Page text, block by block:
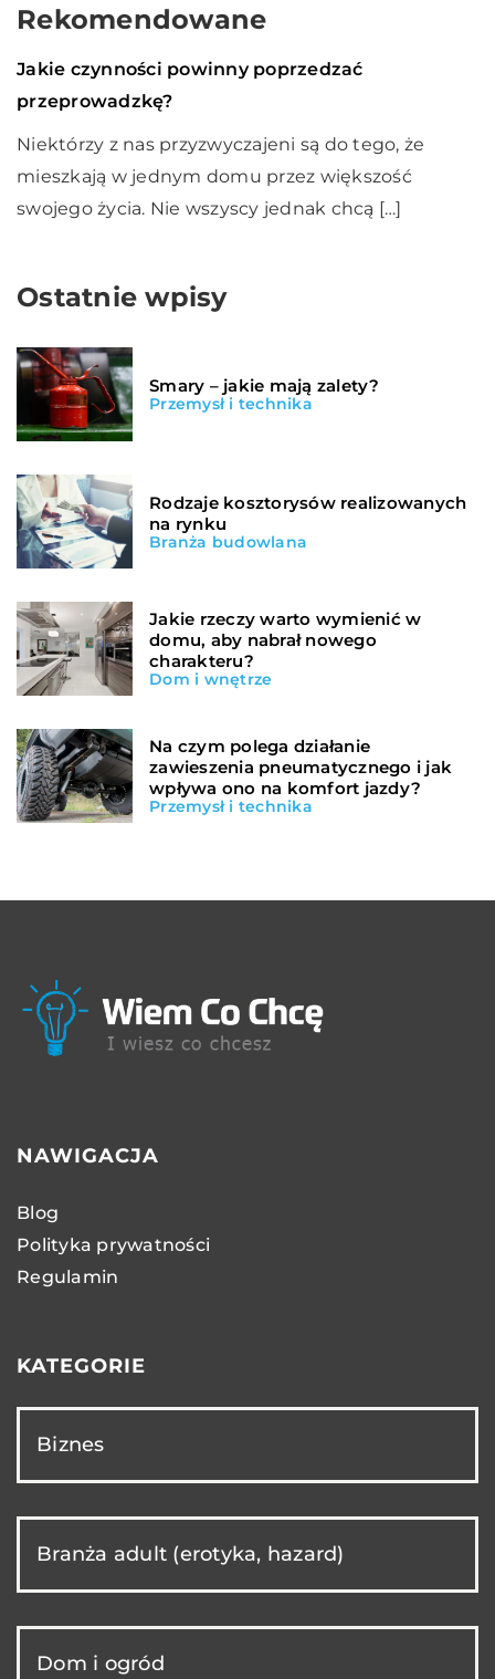
Rekomendowane
15 stycznia 2021
Styl życia
Jakie czynności powinny poprzedzać
przeprowadzkę?
Niektórzy z nas przyzwyczajeni są do tego, że
mieszkają w jednym domu przez większość
swojego życia. Nie wszyscy jednak chcą […]
Ostatnie wpisy
Smary – jakie mają zalety?
Przemysł i technika
Rodzaje kosztorysów realizowanych
na rynku
Branża budowlana
Jakie rzeczy warto wymienić w
domu, aby nabrał nowego
charakteru?
Dom i wnętrze
Na czym polega działanie
zawieszenia pneumatycznego i jak
wpływa ono na komfort jazdy?
Przemysł i technika
NAWIGACJA
Blog
Polityka prywatności
Regulamin
KATEGORIE
Biznes
Branża adult (erotyka, hazard)
Dom i ogród